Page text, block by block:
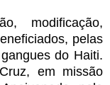
modificação,
pelas
do Haiti.
em missão